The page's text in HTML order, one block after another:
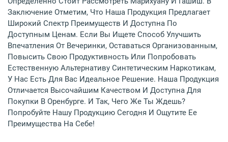
Заключение Отметим, Что Наша Продукция Предлагает
Широкий Спектр Преимуществ И Доступна По
Доступным Ценам. Если Вы Ищете Способ Улучшить
Впечатления От Вечеринки, Оставаться Организованным,
Повысить Свою Продуктивность Или Попробовать
Естественную Альтернативу Синтетическим Наркотикам,
У Нас Есть Для Вас Идеальное Решение. Наша Продукция
Отличается Высочайшим Качеством И Доступна Для
Покупки В Оренбурге. И Так, Чего Же Ты Ждешь?
Попробуйте Нашу Продукцию Сегодня И Ощутите Ее
Преимущества На Себе!